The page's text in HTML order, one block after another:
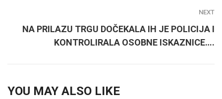
NEXT
NA PRILAZU TRGU DOČEKALA IH JE POLICIJA I
KONTROLIRALA OSOBNE ISKAZNICE….
YOU MAY ALSO LIKE